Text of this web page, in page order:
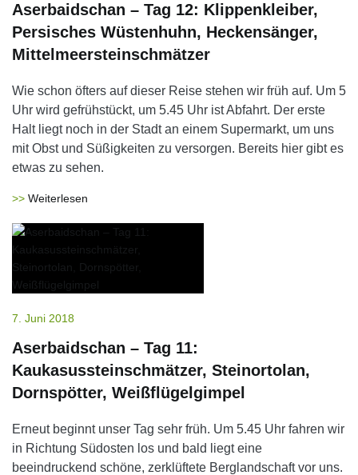
Aserbaidschan – Tag 12: Klippenkleiber,
Persisches Wüstenhuhn, Heckensänger,
Mittelmeersteinschmätzer
Wie schon öfters auf dieser Reise stehen wir früh auf. Um 5
Uhr wird gefrühstückt, um 5.45 Uhr ist Abfahrt. Der erste
Halt liegt noch in der Stadt an einem Supermarkt, um uns
mit Obst und Süßigkeiten zu versorgen. Bereits hier gibt es
etwas zu sehen.
Weiterlesen
7. Juni 2018
Aserbaidschan – Tag 11:
Kaukasussteinschmätzer, Steinortolan,
Dornspötter, Weißflügelgimpel
Erneut beginnt unser Tag sehr früh. Um 5.45 Uhr fahren wir
in Richtung Südosten los und bald liegt eine
beeindruckend schöne, zerklüftete Berglandschaft vor uns.